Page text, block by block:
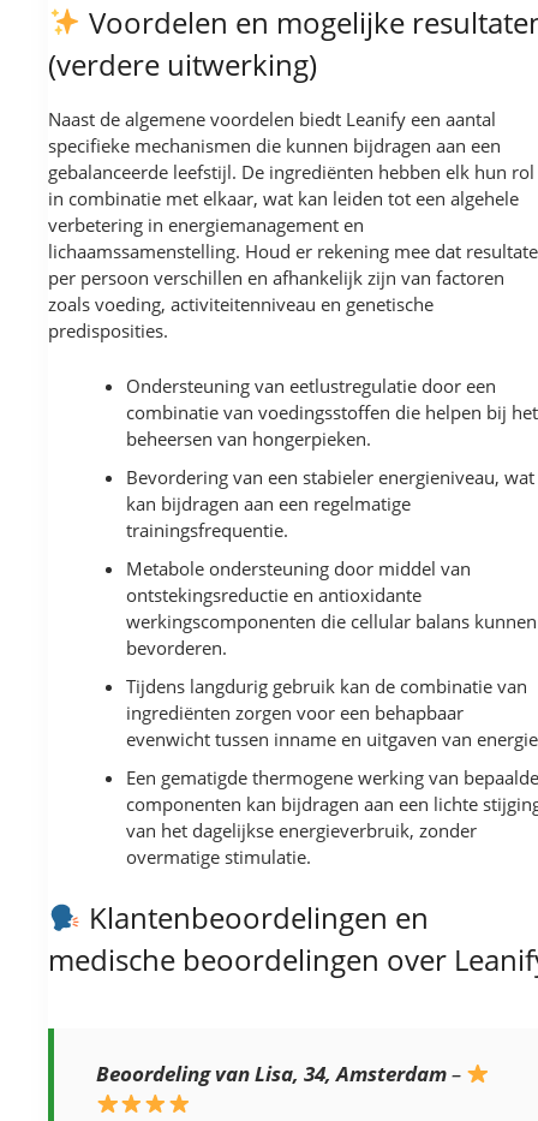
Voordelen en mogelijke
(verdere uitwerking)
Naast de algemene voordelen biedt Leanify een aantal
specifieke mechanismen die kunnen bijdragen aan een
gebalanceerde leefstijl. De ingrediënten hebben elk hun rol
in combinatie met elkaar, wat kan leiden tot een algehele
verbetering in energiemanagement en
lichaamssamenstelling. Houd er rekening mee dat
per persoon verschillen en afhankelijk zijn van factoren
zoals voeding, activiteitenniveau en genetische
predisposities.
Ondersteuning van eetlustregulatie door een
combinatie van voedingsstoffen die helpen bij het
beheersen van hongerpieken.
Bevordering van een stabieler energieniveau, wat
kan bijdragen aan een regelmatige
trainingsfrequentie.
Metabole ondersteuning door middel van
ontstekingsreductie en antioxidante
werkingscomponenten die cellular balans kunnen
bevorderen.
Tijdens langdurig gebruik kan de combinatie van
ingrediënten zorgen voor een behapbaar
evenwicht tussen inname en uitgaven van
Een gematigde thermogene werking van
componenten kan bijdragen aan een lichte
van het dagelijkse energieverbruik, zonder
overmatige stimulatie.
Klantenbeoordelingen en
medische beoordelingen over
Beoordeling van Lisa, 34, Amsterdam–